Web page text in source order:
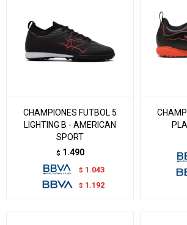
CHAMPIONES FUTBOL 5
LIGHTING B - AMERICAN
SPORT
$ 1.490
$ 1.043
$ 1.192